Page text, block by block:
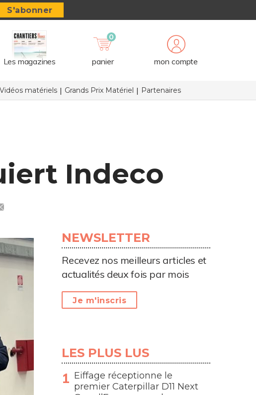
S'abonner
Les magazines
0
panier mon compte
Vidéos matériels Grands Prix Matériel Partenaires
Indeco
NEWSLETTER
Recevez nos meilleurs articles et
actualités deux fois par mois
Je m'inscris
LES PLUS LUS
Eiffage réceptionne le
premier Caterpillar D11 Next